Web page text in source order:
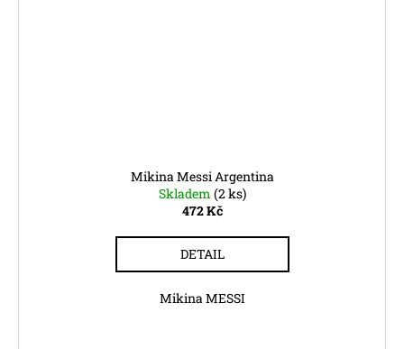
Mikina Messi Argentina
Skladem (2 ks)
472 Kč
DETAIL
Mikina MESSI